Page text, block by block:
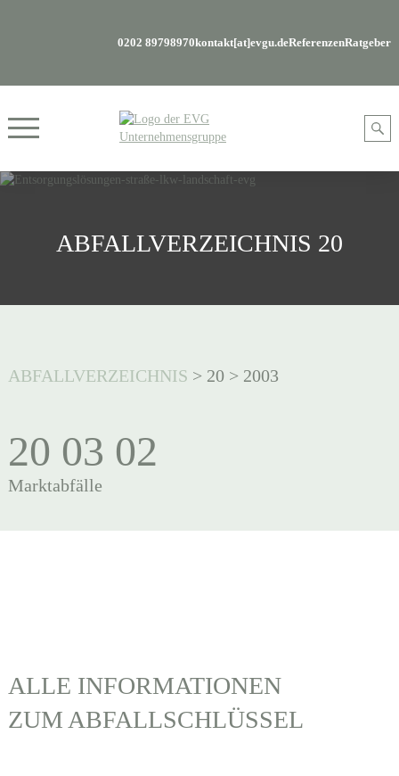
0202 89798970kontakt[at]evgu.deReferenzenRatgeber
ABFALLVERZEICHNIS 20
ABFALLVERZEICHNIS > 20> 2003
20 03 02
Marktabfälle
ALLE INFORMATIONEN
ZUM ABFALLSCHLÜSSEL